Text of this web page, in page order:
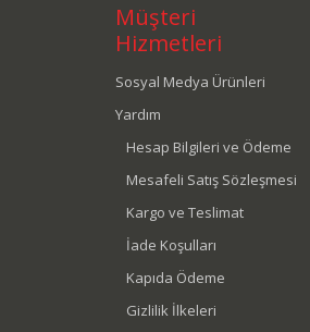
Müşteri
Hizmetleri
Sosyal Medya Ürünleri
Yardım
Hesap Bilgileri ve Ödeme
Mesafeli Satış Sözleşmesi
Kargo ve Teslimat
İade Koşulları
Kapıda Ödeme
Gizlilik İlkeleri